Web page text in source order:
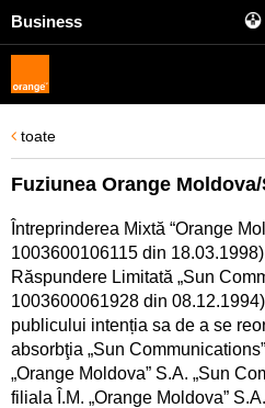
Business
toate
Fuziunea Orange
Întreprinderea Mixtă “Orange
1003600106115 din
Răspundere Limitată „Sun
1003600061928 din
publicului intenția sa de a se
absorbţia „Sun
„Orange Moldova” S.A. „Sun
filiala Î.M. „Orange Moldova”